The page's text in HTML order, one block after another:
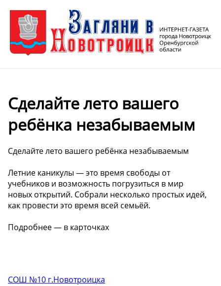
Сделайте лето вашего
ребёнка незабываемым
Сделайте лето вашего ребёнка незабываемым
Летние каникулы — это время свободы от
учебников и возможность погрузиться в мир
новых открытий. Собрали несколько простых идей,
как провести это время всей семьёй.
Подробнее — в карточках
СОШ №10 г.Новотроицка